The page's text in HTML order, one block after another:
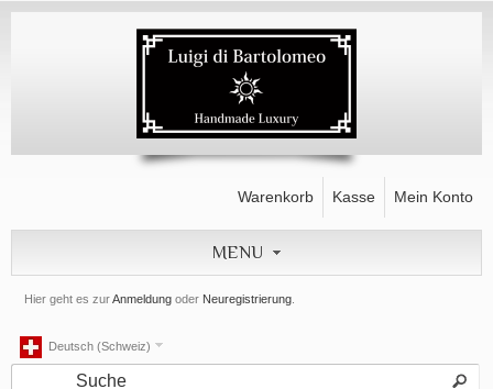
Hier geht es zurAnmeldung oder Neuregistrierung
Warenkorb Kasse Mein Konto
MENU
Deutsch (Schweiz)